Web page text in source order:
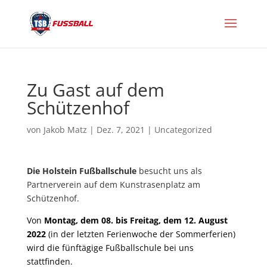
Zu Gast auf dem
Schützenhof
von Jakob Matz | Dez. 7, 2021 | Uncategorized
Die Holstein Fußballschulebesucht uns als
Partnerverein auf dem Kunstrasenplatz am
Schützenhof.
Von Montag, dem 08. bis Freitag, dem 12. August
2022(in der letzten Ferienwoche der Sommerferien)
wird die fünftägige Fußballschule bei uns
stattfinden.